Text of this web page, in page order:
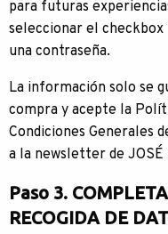
para futuras
seleccionar el
una contraseña.
La información solo se
compra y acepte la
Condiciones Generales
a la newsletter de JOSÉ
Paso 3.
RECOGIDA DE